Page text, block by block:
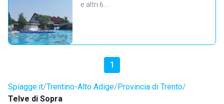
e altri 6…
1
Spiagge.it Trentino-Alto Adige Provincia di Trento
Telve di Sopra